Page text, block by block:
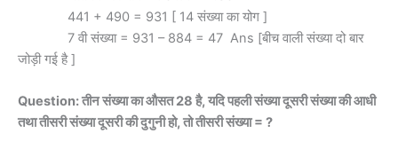
441 + 490 = 931 [ 14 संख्या का योग ]
7 वी संख्या = 931 – 884 = 47 Ans [बीच वाली संख्या दो बार
जोड़ी गई है ]
Question: तीन संख्या का औसत 28 है, यदि पहली संख्या दूसरी संख्या की आधी
तथा तीसरी संख्या दूसरी की दुगुनी हो, तो तीसरी संख्या = ?